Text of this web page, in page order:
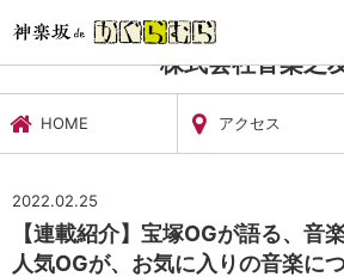
文化施設・ギャラリー
株式会社音楽之
HOME アクセス
2022.02.25
【連載紹介】宝塚OGが語る、音
人気OGが、お気に入りの音楽に